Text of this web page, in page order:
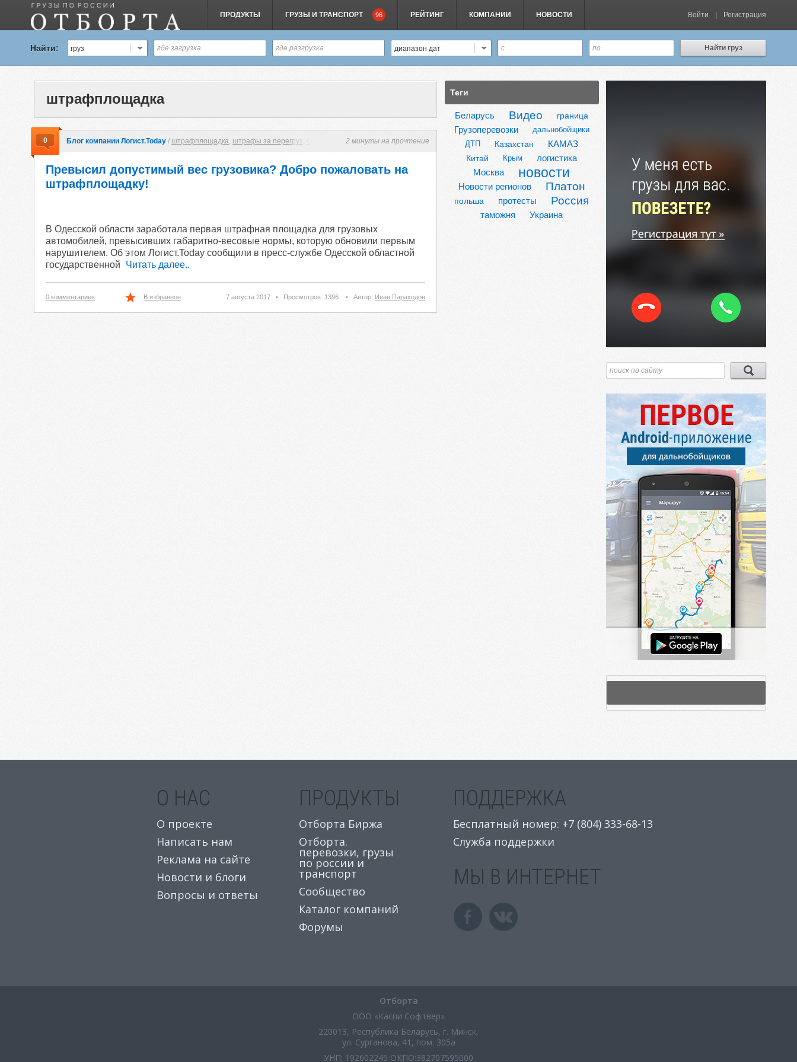
ПРОДУКТЫ ГРУЗЫ И ТРАНСПОРТ 96 РЕЙТИНГ КОМПАНИИ НОВОСТИ Войти Регистрация
Найти: груз диапазон дат Найти груз
штрафплощадка
0 Блог компании Логист.Today / штрафплощадка, штрафы за перегруз перегруженный зерновоз
2 минуты на прочтение
Превысил допустимый вес грузовика? Добро пожаловать на
штрафплощадку!
В Одесской области заработала первая штрафная площадка для грузовых
автомобилей, превысивших габаритно-весовые нормы, которую обновили первым
нарушителем. Об этом Логист.Today сообщили в пресс-службе Одесской областной
государственной
Читать далее..
0 комментариев В избранное 7 августа 2017 • Просмотров: 1396 • Автор: Иван Параходов
Теги
Беларусь Видео граница
Грузоперевозки
дальнобойщики
ДТП
Казахстан КАМАЗ
Китай Крым
логистика
Москва
новости
Новости регионов Платон
польша протесты Россия
таможня Украина
О НАС
О проекте
Написать нам
Реклама на сайте
Новости и блоги
Вопросы и ответы
ПРОДУКТЫ
Отборта Биржа
Отборта.
перевозки, грузы
по россии и
транспорт
Сообщество
Каталог компаний
Форумы
ПОДДЕРЖКА
Бесплатный номер: +7 (804) 333-68-13
Служба поддержки
МЫ В ИНТЕРНЕТ
Отборта
ООО «Каспи Софтвер»
220013, Республика Беларусь, г. Минск,
ул. Сурганова, 41, пом. 305а
УНП: 192602245 ОКПО:382707595000